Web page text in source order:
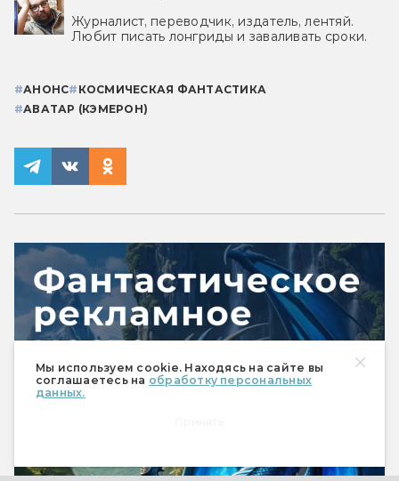
Мы используем cookie. Находясь на сайте вы
соглашаетесь на обработку персональных
данных.
Журналист, переводчик, издатель, лентяй.
Любит писать лонгриды и заваливать сроки.
#АНОНС# КОСМИЧЕСКАЯ ФАНТАСТИКА
#АВАТАР (КЭМЕРОН)